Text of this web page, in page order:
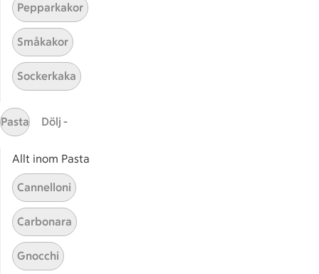
Här hittar du alla goda recept du har sparat och
Sidfot
Start
Få snabbt svar
FAQ
Pepparkakor
Småkakor
Sockerkaka
Pasta Dölj -
Allt inom Pasta
Cannelloni
Carbonara
Gnocchi